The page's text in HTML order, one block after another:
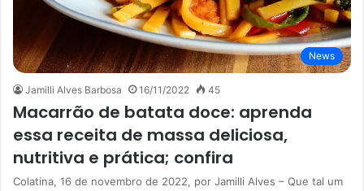
News
Jamilli Alves Barbosa 16/11/2022 45
Macarrão de batata doce: aprenda
essa receita de massa deliciosa,
nutritiva e prática; confira
Colatina, 16 de novembro de 2022, por Jamilli Alves – Que tal um